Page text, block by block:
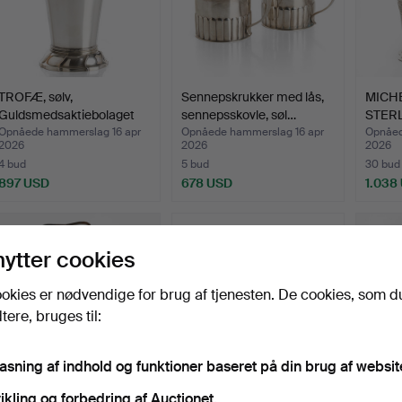
sølv,
…hammerslag 16 apr
bud
USD
Sennepskrukker med lås,
sennepsskovle, søl…
Opnåede hammerslag 16 apr
2026
5 bud
678 USD
2026
30 bud
1.038
cookies
er nødvendige for brug af tjenesten. De cookies, som
bruges til:
af indhold og funktioner baseret på din brug af